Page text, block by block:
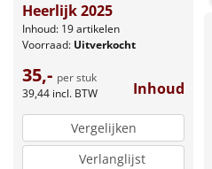
Heerlijk 2025
Inhoud: 19 artikelen
Voorraad: Uitverkocht
35,- per stuk
39,44 incl. BTW Inhoud
Vergelijken
Verlanglijst